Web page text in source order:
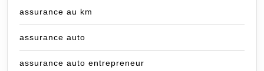
assurance au km
assurance auto
assurance auto entrepreneur